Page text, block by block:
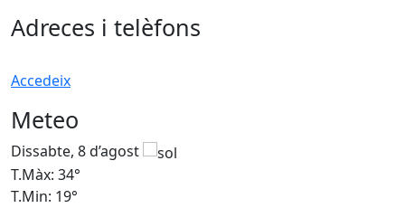
Adreces i telèfons
Accedeix
Meteo
Dissabte, 8 d’agost
T.Màx: 34°
T.Min: 19°